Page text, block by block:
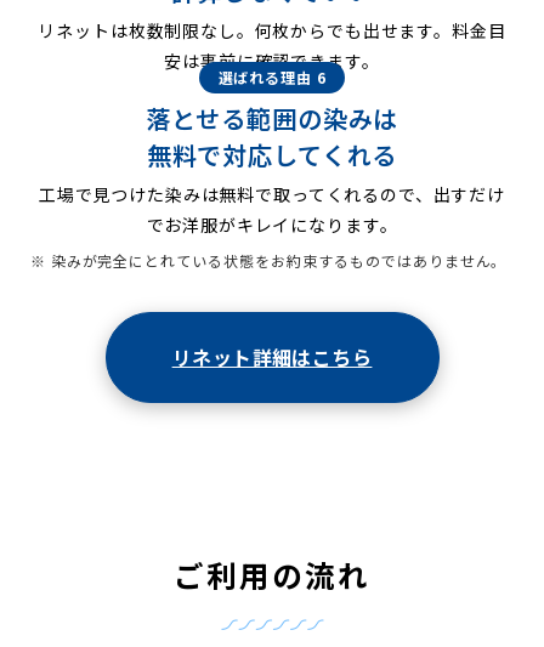
リネットは枚数制限なし。何枚からでも出せます。料金目
安は事前に確認できます。
選ばれる理由 6
落とせる範囲の染みは
無料で対応してくれる
工場で見つけた染みは無料で取ってくれるので、出すだけ
でお洋服がキレイになります。
※ 染みが完全にとれている状態をお約束するものではありません。
リネット詳細はこちら
ご利用の流れ